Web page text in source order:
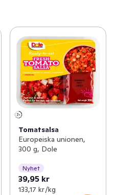
Tomatsalsa
Europeiska unionen,
300 g, Dole
Nyhet
39,95 kr
133,17 kr /kg